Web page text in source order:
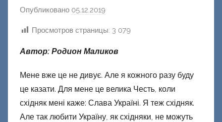
Опубликовано 05.12.2019
т
о
о
м
Ф
Просмотров страницы: 3 079
Автор: Родион Маликов
Мене вже це не дивує. Але я кожного разу буду
це казати. Для мене це велика Честь, коли
східняк мені каже: Слава Україні. Я теж східняк.
Але так любити Україну, як східняки, не можуть